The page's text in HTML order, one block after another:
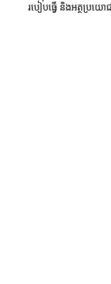
របៀបធ្វើ និងអត្ថប្រយោ